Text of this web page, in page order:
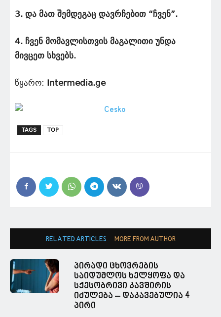
3. და მათ შემდეგაც დავრჩებით “ჩვენ”.
4. ჩვენ მომავლისთვის მაგალითი უნდა
მივცეთ სხვებს.
წყარო: Intermedia.ge
TAGS TOP
RELATED ARTICLES MORE FROM AUTHOR
პირადი ცხოვრების
საიდუმლოს ხელყოფა და
სქესობრივი კავშირის
იძულება – დაკავებულია 4
პირი